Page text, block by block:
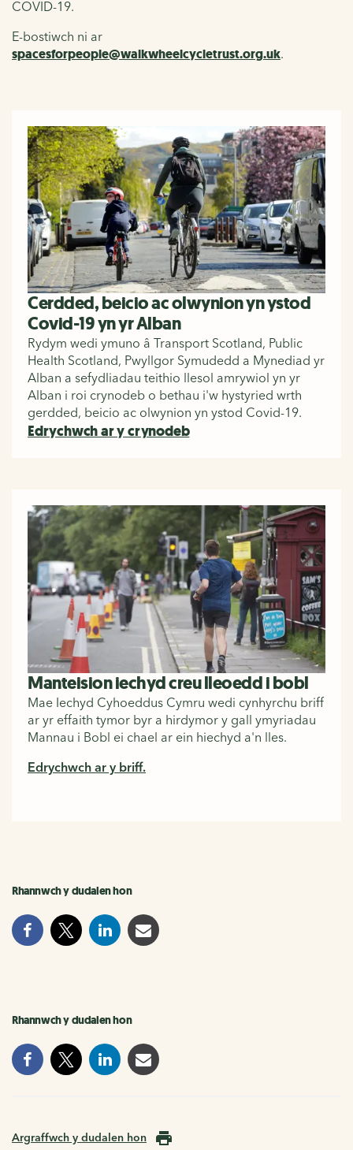
COVID-19.
E-bostiwch ni ar
spacesforpeople@walkwheelcycletrust.org.uk.
Cerdded, beicio ac olwynion yn ystod
Covid-19 yn yr Alban
Rydym wedi ymuno â Transport Scotland, Public
Health Scotland, Pwyllgor Symudedd a Mynediad yr
Alban a sefydliadau teithio llesol amrywiol yn yr
Alban i roi crynodeb o bethau i'w hystyried wrth
gerdded, beicio ac olwynion yn ystod Covid-19.
Edrychwch ar y crynodeb
Manteision iechyd creu lleoedd i bobl
Mae Iechyd Cyhoeddus Cymru wedi cynhyrchu briff
ar yr effaith tymor byr a hirdymor y gall ymyriadau
Mannau i Bobl ei chael ar ein hiechyd a'n lles.
Edrychwch ar y briff.
Rhannwch y dudalen hon
Rhannwch y dudalen hon
Argraffwch y dudalen hon